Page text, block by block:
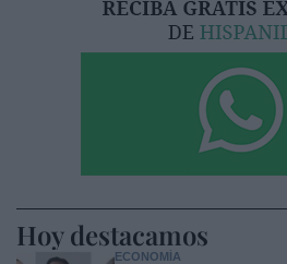
Hoy destacamos
ECONOMÍA